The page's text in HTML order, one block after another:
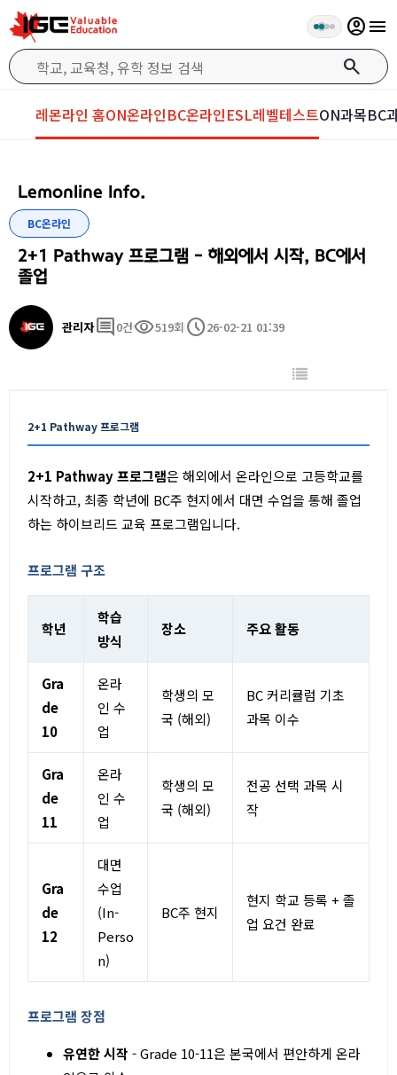
search
account_circlemenu
레몬라인 홈ON온라인BC온라인ESL레벨테스트ON과목BC
Lemonline Info.
BC온라인
2+1 Pathway 프로그램 - 해외에서 시작, BC에서
졸업
관리자comment 0건visibility519회 schedule26-02-21 01:39
2+1 Pathway 프로그램
2+1 Pathway 프로그램은 해외에서 온라인으로 고등학교를
시작하고, 최종 학년에 BC주 현지에서 대면 수업을 통해 졸업
하는 하이브리드 교육 프로그램입니다.
프로그램 구조
학년
학습
방식
장소 주요 활동
Gra
de
10
온라
인 수
업
학생의 모
국 (해외)
BC 커리큘럼 기초
과목 이수
Gra
de
11
온라
인 수
업
학생의 모
국 (해외)
전공 선택 과목 시
작
Gra
de
12
대면
수업
(In-
Perso
n)
BC주 현지
현지 학교 등록 + 졸
업 요건 완료
프로그램 장점
유연한 시작 - Grade 10-11은 본국에서 편안하게 온라